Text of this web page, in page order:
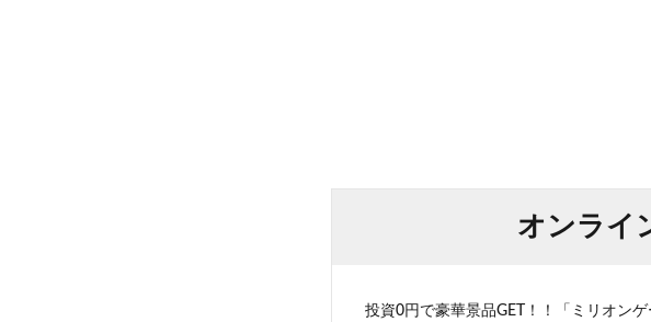
オンライ
投資0円で豪華景品GET！！「ミリオンゲ